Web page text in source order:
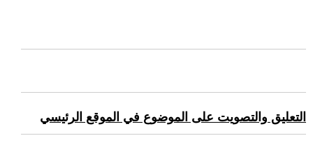
التعليق والتصويت على الموضوع في الموقع الرئيسي